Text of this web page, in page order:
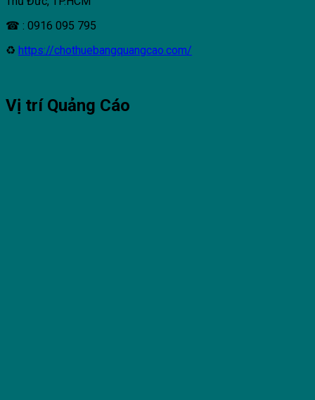
☎ : 0916 095 795
♻ https://chothuebangquangcao.com/
Vị trí Quảng Cáo